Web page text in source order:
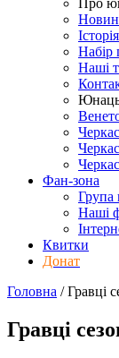
Про
Історія
Набір
Наші
Фан-зона
Група
Наші
Квитки
Донат
Головна /Гравці
Гравці